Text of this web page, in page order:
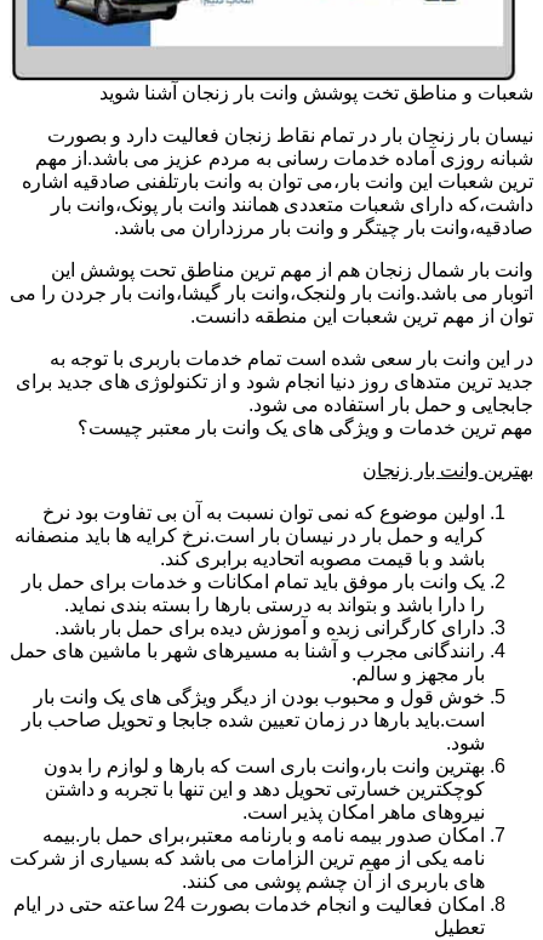
شعبات و مناطق تخت پوشش وانت بار زنجان آشنا شوید
نیسان بار زنجان بار در تمام نقاط زنجان فعالیت دارد و بصورت
شبانه روزی آماده خدمات رسانی به مردم عزیز می باشد.از مهم
ترین شعبات این وانت بار،می توان به وانت بارتلفنی صادقیه اشاره
داشت،که دارای شعبات متعددی همانند وانت بار پونک،وانت بار
صادقیه،وانت بار چیتگر و وانت بار مرزداران می باشد.
وانت بار شمال زنجان هم از مهم ترین مناطق تحت پوشش این
اتوبار می باشد.وانت بار ولنجک،وانت بار گیشا،وانت بار جردن را می
توان از مهم ترین شعبات این منطقه دانست.
در این وانت بار سعی شده است تمام خدمات باربری با توجه به
جدید ترین متدهای روز دنیا انجام شود و از تکنولوژی های جدید برای
جابجایی و حمل بار استفاده می شود.
مهم ترین خدمات و ویژگی های یک وانت بار معتبر چیست؟
بهترین وانت بار زنجان
اولین موضوع که نمی توان نسبت به آن بی تفاوت بود نرخ
کرایه و حمل بار در نیسان بار است.نرخ کرایه ها باید منصفانه
باشد و با قیمت مصوبه اتحادیه برابری کند.
یک وانت بار موفق باید تمام امکانات و خدمات برای حمل بار
را دارا باشد و بتواند به درستی بارها را بسته بندی نماید.
دارای کارگرانی زبده و آموزش دیده برای حمل بار باشد.
رانندگانی مجرب و آشنا به مسیرهای شهر با ماشین های حمل
بار مجهز و سالم.
خوش قول و محبوب بودن از دیگر ویژگی های یک وانت بار
است.باید بارها در زمان تعیین شده جابجا و تحویل صاحب بار
شود.
بهترین وانت بار،وانت باری است که بارها و لوازم را بدون
کوچکترین خسارتی تحویل دهد و این تنها با تجربه و داشتن
نیروهای ماهر امکان پذیر است.
امکان صدور بیمه نامه و بارنامه معتبر،برای حمل بار.بیمه
نامه یکی از مهم ترین الزامات می باشد که بسیاری از شرکت
های باربری از آن چشم پوشی می کنند.
امکان فعالیت و انجام خدمات بصورت 24 ساعته حتی در ایام
تعطیل